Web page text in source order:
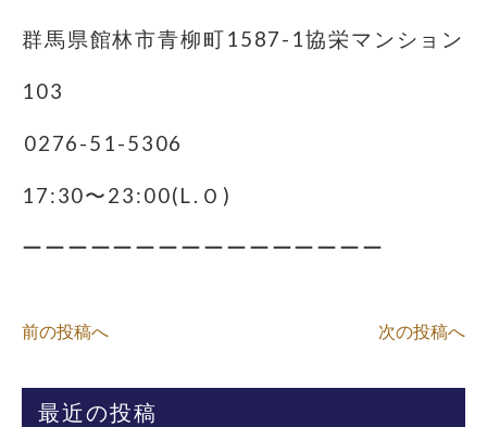
群馬県館林市青柳町1587-1協栄マンション
103
️0276-51-5306
17:30〜23:00(L.Ｏ)
ーーーーーーーーーーーーーーーー
前の投稿へ 次の投稿へ
最近の投稿